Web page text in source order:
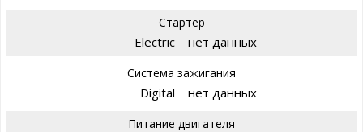
Стартер
Electric нет данных
Система зажигания
Digital нет данных
Питание двигателя